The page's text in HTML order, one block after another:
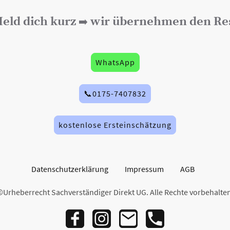
dich kurz ➡️ wir übernehmen den
WhatsApp
📞0175-7407832
kostenlose Ersteinschätzung
Datenschutzerklärung Impressum AGB
Sachverständiger Direkt UG. Alle Rechte